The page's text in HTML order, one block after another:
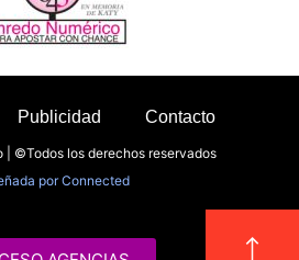
Publicidad Contacto
| ©Todos los derechos reservados
porConnected